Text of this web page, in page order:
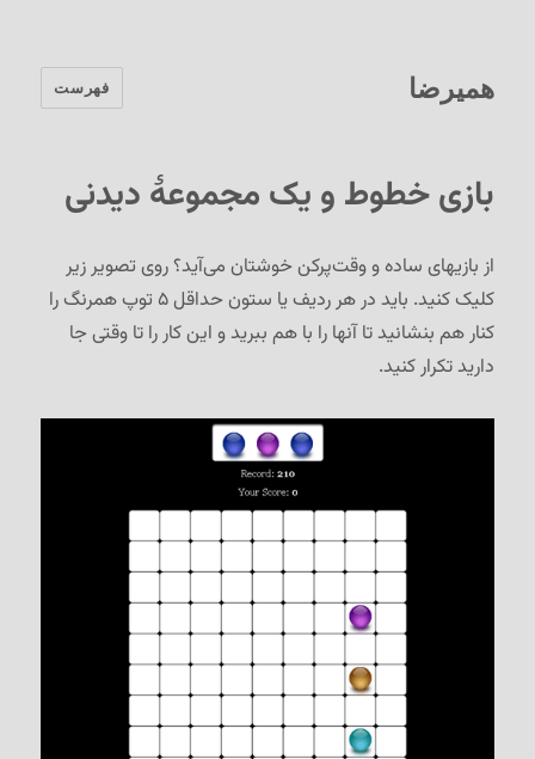
همیرضا فهرست
بازی خطوط و یک مجموعهٔ دیدنی
از بازیهای ساده و وقت‌پرکن خوشتان می‌آید؟ روی تصویر زیر
کلیک کنید. باید در هر ردیف یا ستون حداقل ۵ توپ همرنگ را
کنار هم بنشانید تا آنها را با هم ببرید و این کار را تا وقتی جا
دارید تکرار کنید.